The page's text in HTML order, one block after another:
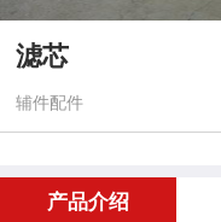
滤芯
辅件配件
产品介绍